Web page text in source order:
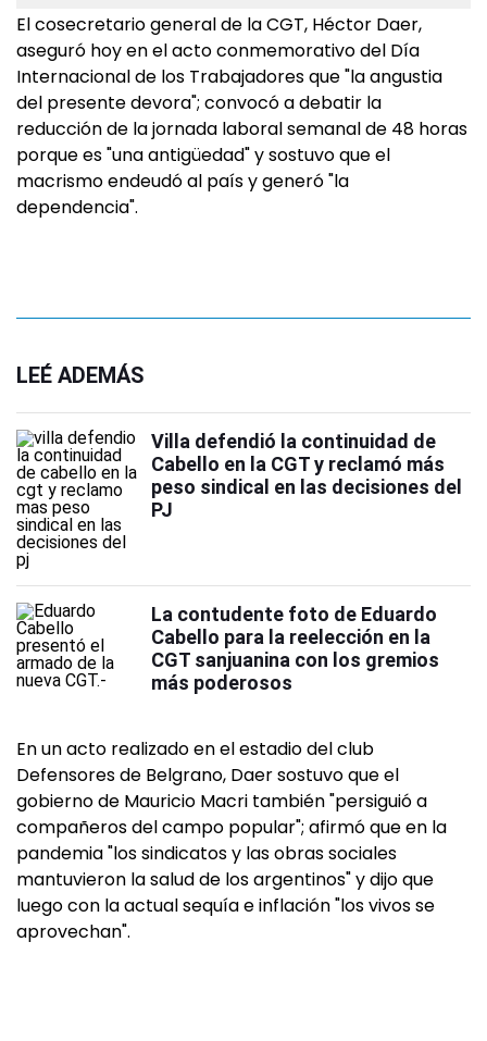
El cosecretario general de la CGT, Héctor Daer,
aseguró hoy en el acto conmemorativo del Día
Internacional de los Trabajadores que "la angustia
del presente devora"; convocó a debatir la
reducción de la jornada laboral semanal de 48 horas
porque es "una antigüedad" y sostuvo que el
macrismo endeudó al país y generó "la
dependencia".
LEÉ ADEMÁS
Villa defendió la continuidad de
Cabello en la CGT y reclamó más
peso sindical en las decisiones del
PJ
La contudente foto de Eduardo
Cabello para la reelección en la
CGT sanjuanina con los gremios
más poderosos
En un acto realizado en el estadio del club
Defensores de Belgrano, Daer sostuvo que el
gobierno de Mauricio Macri también "persiguió a
compañeros del campo popular"; afirmó que en la
pandemia "los sindicatos y las obras sociales
mantuvieron la salud de los argentinos" y dijo que
luego con la actual sequía e inflación "los vivos se
aprovechan".